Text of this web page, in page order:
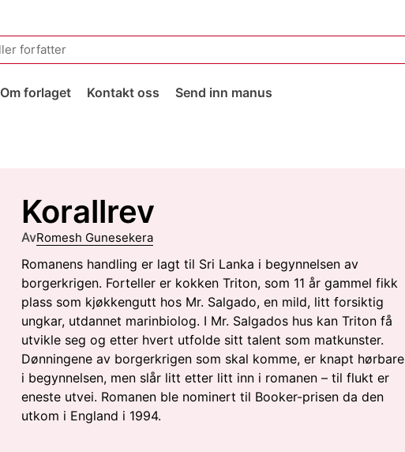
Om forlaget Kontakt oss Send inn manus
Korallrev
AvRomesh Gunesekera
Romanens handling er lagt til Sri Lanka i begynnelsen av
borgerkrigen. Forteller er kokken Triton, som 11 år gammel fikk
plass som kjøkkengutt hos Mr. Salgado, en mild, litt forsiktig
ungkar, utdannet marinbiolog. I Mr. Salgados hus kan Triton få
utvikle seg og etter hvert utfolde sitt talent som matkunster.
Dønningene av borgerkrigen som skal komme, er knapt hørbare
i begynnelsen, men slår litt etter litt inn i romanen – til flukt er
eneste utvei. Romanen ble nominert til Booker-prisen da den
utkom i England i 1994.